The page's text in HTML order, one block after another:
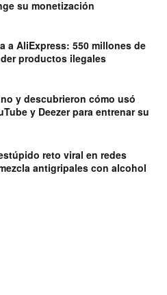
su monetización
a AliExpress: 550 millones de
productos ilegales
y descubrieron cómo usó
y Deezer para entrenar su
reto viral en redes
antigripales con alcohol